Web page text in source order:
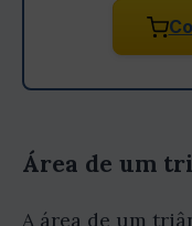
Área de um
A área de um